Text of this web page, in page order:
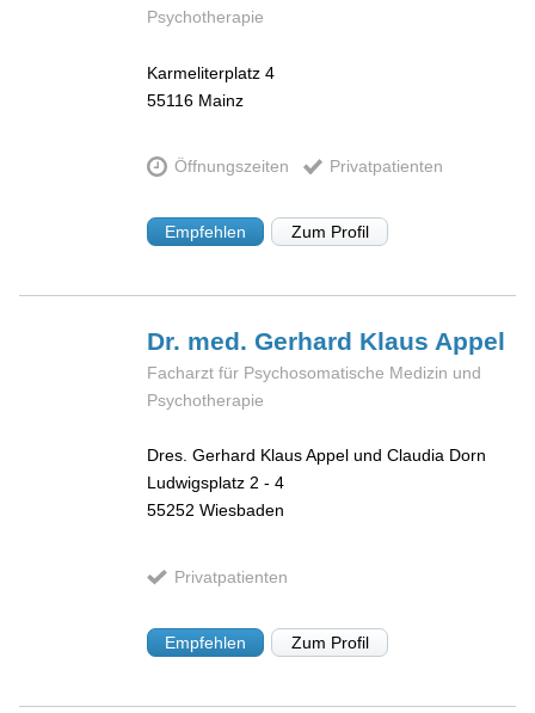
Psychotherapie
Karmeliterplatz 4
55116 Mainz
Öffnungszeiten Privatpatienten
Empfehlen Zum Profil
Dr. med. Gerhard Klaus Appel
Facharzt für Psychosomatische Medizin und
Psychotherapie
Dres. Gerhard Klaus Appel und Claudia Dorn
Ludwigsplatz 2 - 4
55252 Wiesbaden
Privatpatienten
Empfehlen Zum Profil